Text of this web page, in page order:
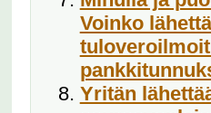
Voinko
Yritän